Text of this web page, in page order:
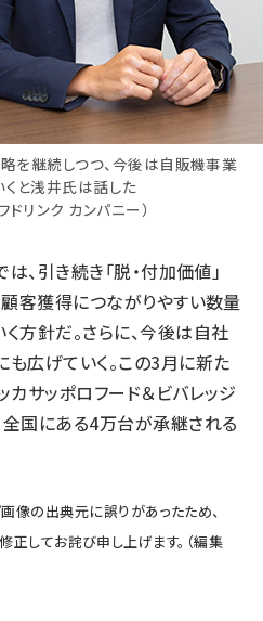
略を継続しつつ、今後は自販機事業
くと浅井氏は話した
ドリンク カンパニー）
、引き続き「脱・付加価値」
顧客獲得につながりやすい数量
方針だ。さらに、今後は自社
広げていく。この3月に新た
カサッポロフード＆ビバレッジ
国にある4万台が承継される
像の出典元に誤りがあったため、
してお詫び申し上げます。（編集